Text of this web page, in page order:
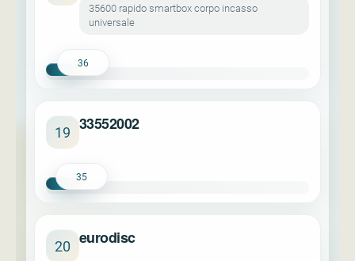
35600 rapido smartbox corpo incasso
universale
36
19 33552002
35
20 eurodisc